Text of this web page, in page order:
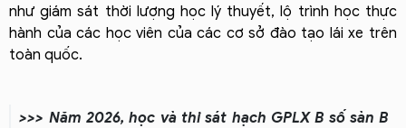
như giám sát thời lượng học lý thuyết, lộ trình học thực
hành của các học viên của các cơ sở đào tạo lái xe trên
toàn quốc.
>>> Năm 2026, học và thi sát hạch GPLX B số sàn B